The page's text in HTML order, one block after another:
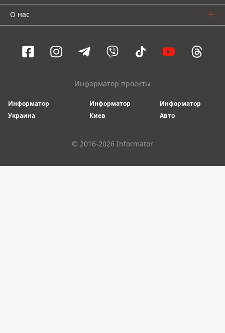
О нас
Информатор проекты
Информатор
Украина
Информатор
Киев
Информатор
Авто
© 2016-2026 Informator